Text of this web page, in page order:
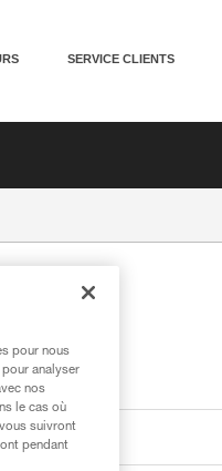
SERVICE CLIENTS
pour nous
analyser
nos
le cas où
suivront
pendant